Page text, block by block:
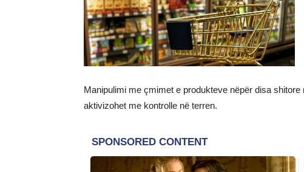
Manipulimi me çmimet e produkteve nëpër disa
aktivizohet me kontrolle në terren.